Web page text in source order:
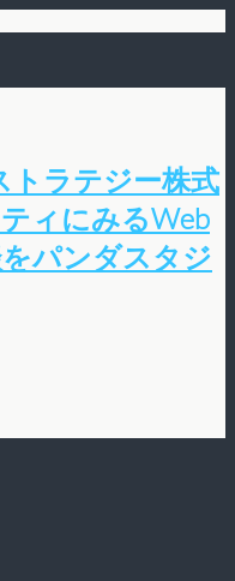
トラテジー株式
ィにみるWeb
パンダスタジ